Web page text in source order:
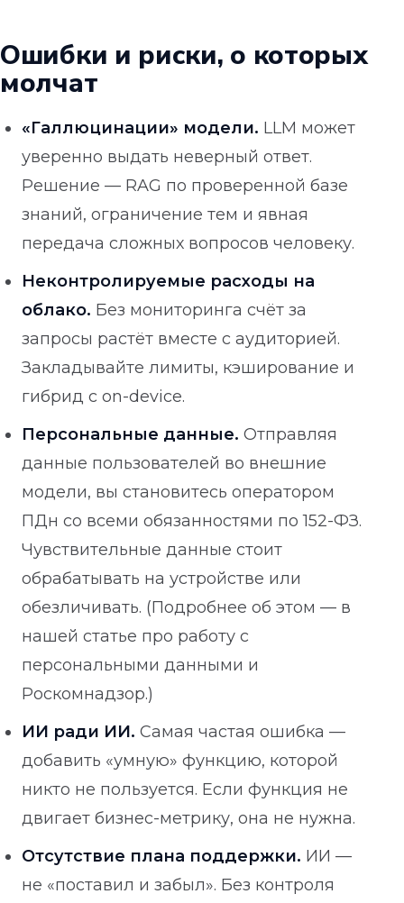
Ошибки и риски, о которых
молчат
«Галлюцинации» модели. LLM может
уверенно выдать неверный ответ.
Решение — RAG по проверенной базе
знаний, ограничение тем и явная
передача сложных вопросов человеку.
Неконтролируемые расходы на
облако. Без мониторинга счёт за
запросы растёт вместе с аудиторией.
Закладывайте лимиты, кэширование и
гибрид с on-device.
Персональные данные. Отправляя
данные пользователей во внешние
модели, вы становитесь оператором
ПДн со всеми обязанностями по 152-ФЗ.
Чувствительные данные стоит
обрабатывать на устройстве или
обезличивать. (Подробнее об этом — в
нашей статье про работу с
персональными данными и
Роскомнадзор.)
ИИ ради ИИ. Самая частая ошибка —
добавить «умную» функцию, которой
никто не пользуется. Если функция не
двигает бизнес-метрику, она не нужна.
Отсутствие плана поддержки. ИИ —
не «поставил и забыл». Без контроля